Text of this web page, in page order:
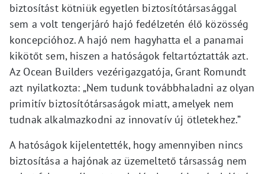
biztosítást kötniük egyetlen biztosítótársasággal
sem a volt tengerjáró hajó fedélzetén élő közösség
koncepcióhoz. A hajó nem hagyhatta el a panamai
kikötőt sem, hiszen a hatóságok feltartóztatták azt.
Az Ocean Builders vezérigazgatója, Grant Romundt
azt nyilatkozta: „Nem tudunk továbbhaladni az olyan
primitív biztosítótársaságok miatt, amelyek nem
tudnak alkalmazkodni az innovatív új ötletekhez.”
A hatóságok kijelentették, hogy amennyiben nincs
biztosítása a hajónak az üzemeltető társasság nem